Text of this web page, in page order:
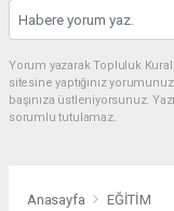
Yorum yazarak Topluluk
sitesine yaptığınız
başınıza üstleniyorsunuz.
sorumlu tutulamaz.
Anasayfa EĞİTİM